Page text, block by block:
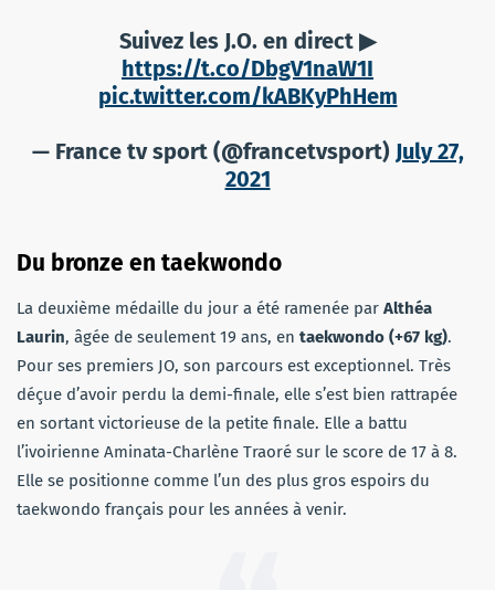
Suivez les J.O. en direct ▶
https://t.co/DbgV1naW1I
pic.twitter.com/kABKyPhHem
— France tv sport (@francetvsport) July 27,
2021
Du bronze en taekwondo
La deuxième médaille du jour a été ramenée par Althéa
Laurin, âgée de seulement 19 ans, en taekwondo (+67 kg).
Pour ses premiers JO, son parcours est exceptionnel. Très
déçue d’avoir perdu la demi-finale, elle s’est bien rattrapée
en sortant victorieuse de la petite finale. Elle a battu
l’ivoirienne Aminata-Charlène Traoré sur le score de 17 à 8.
Elle se positionne comme l’un des plus gros espoirs du
taekwondo français pour les années à venir.